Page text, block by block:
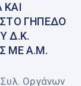
ΓΉΠΕΔΟ
Δ.Κ.
ΜΕ Α.Μ.
Οργάνων